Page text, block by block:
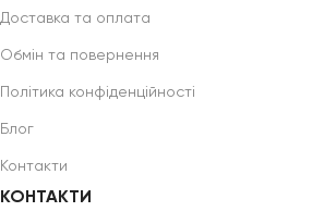
Доставка та оплата
Обмін та повернення
Політика конфіденційності
Блог
Контакти
КОНТАКТИ